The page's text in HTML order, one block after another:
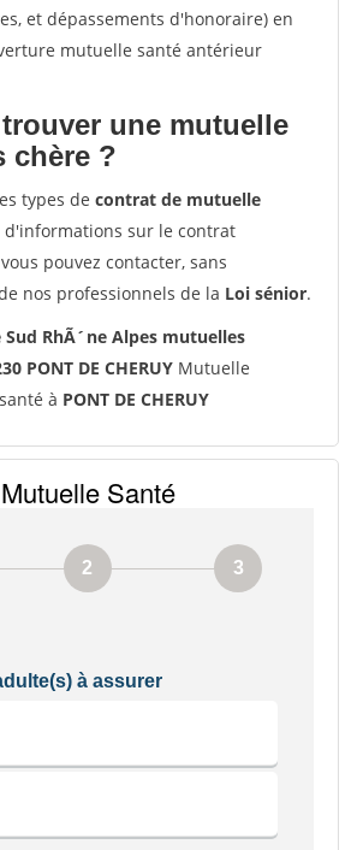
et dépassements d'honoraire) en
mutuelle santé antérieur
une mutuelle
chère ?
types de contrat de mutuelle
d'informations sur le contrat
pouvez contacter, sans
nos professionnels de la Loi sénior.
RhÃ´ne Alpes mutuelles
PONT DE CHERUY Mutuelle
à PONT DE CHERUY